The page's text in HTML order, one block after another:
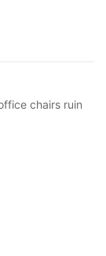
chairs ruin